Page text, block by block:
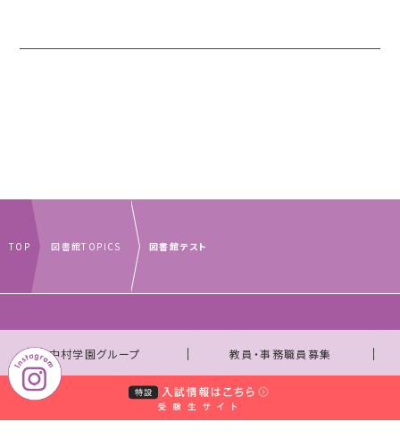
TOP 図書館TOPICS 図書館テスト
中村学園グループ ｜ 教員・事務職員募集 ｜
取材のお申し込みについて ｜ お問い合わせ窓口一覧
｜ 個人情報保護規程